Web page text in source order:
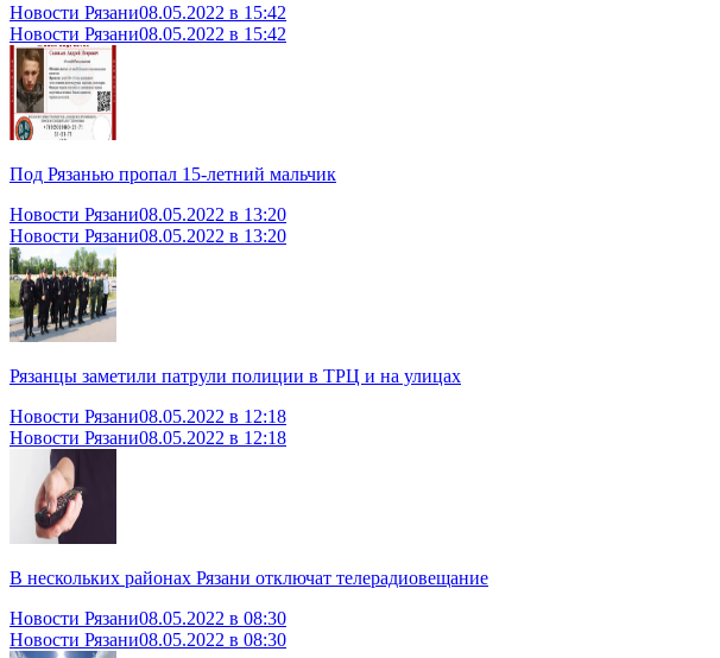
Новости Рязани08.05.2022 в 15:42
Новости Рязани08.05.2022 в 15:42
Под Рязанью пропал 15-летний мальчик
Новости Рязани08.05.2022 в 13:20
Новости Рязани08.05.2022 в 13:20
Рязанцы заметили патрули полиции в ТРЦ и на улицах
Новости Рязани08.05.2022 в 12:18
Новости Рязани08.05.2022 в 12:18
В нескольких районах Рязани отключат телерадиовещание
Новости Рязани08.05.2022 в 08:30
Новости Рязани08.05.2022 в 08:30